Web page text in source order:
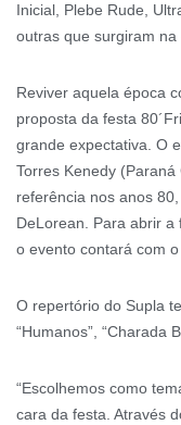
Inicial, Plebe Rude,
outras que surgiram
Reviver aquela época
proposta da festa
grande expectativa. O
Torres Kenedy
referência nos anos
DeLorean. Para abrir
o evento contará com
O repertório do Supla
“Humanos”, “Charada
“Escolhemos como
cara da festa. Através